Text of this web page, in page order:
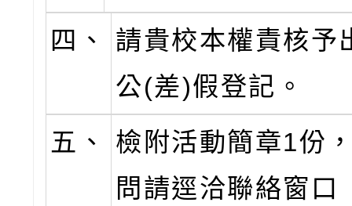
四、
請貴校本權責核予
公(差)假登記。
五、
檢附活動簡章1份
問請逕洽聯絡窗口